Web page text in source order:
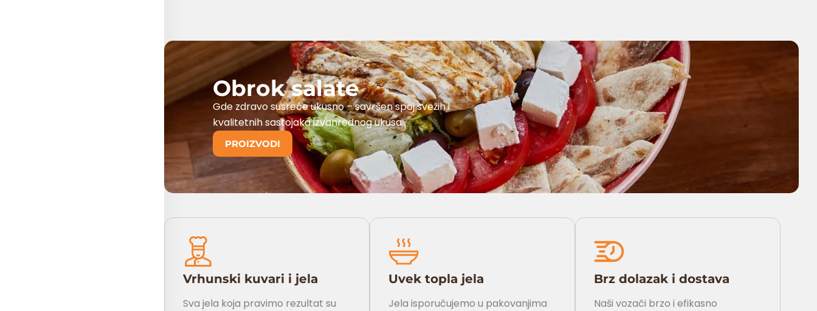
Obrok salate
Gde zdravo susreće ukusno – savršen spoj svežih i
kvalitetnih sastojaka izvanrednog ukusa.
PROIZVODI
Vrhunski kuvari i jela
Sva jela koja pravimo rezultat su
Uvek topla jela
Jela isporučujemo u pakovanjima
Brz dolazak i dostava
Naši vozači brzo i efikasno